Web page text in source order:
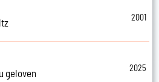
2001
geloven
2025